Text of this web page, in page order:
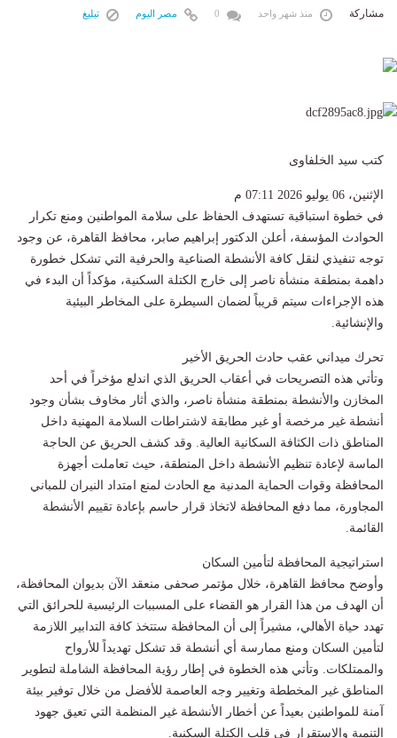
مشاركة منذ شهر واحد مصر اليوم تبليغ
كتب سيد الخلفاوى
الإثنين، 06 يوليو 2026 07:11 م
​في خطوة استباقية تستهدف الحفاظ على سلامة المواطنين ومنع تكرار
الحوادث المؤسفة، أعلن الدكتور إبراهيم صابر، محافظ القاهرة، عن وجود
توجه تنفيذي لنقل كافة الأنشطة الصناعية والحرفية التي تشكل خطورة
داهمة بمنطقة منشأة ناصر إلى خارج الكتلة السكنية، مؤكداً أن البدء في
هذه الإجراءات سيتم قريباً لضمان السيطرة على المخاطر البيئية
والإنشائية.
​تحرك ميداني عقب حادث الحريق الأخير
​وتأتي هذه التصريحات في أعقاب الحريق الذي اندلع مؤخراً في أحد
المخازن والأنشطة بمنطقة منشأة ناصر، والذي أثار مخاوف بشأن وجود
أنشطة غير مرخصة أو غير مطابقة لاشتراطات السلامة المهنية داخل
المناطق ذات الكثافة السكانية العالية. وقد كشف الحريق عن الحاجة
الماسة لإعادة تنظيم الأنشطة داخل المنطقة، حيث تعاملت أجهزة
المحافظة وقوات الحماية المدنية مع الحادث لمنع امتداد النيران للمباني
المجاورة، مما دفع المحافظة لاتخاذ قرار حاسم بإعادة تقييم الأنشطة
القائمة.
​استراتيجية المحافظة لتأمين السكان
​وأوضح محافظ القاهرة، خلال مؤتمر صحفى منعقد الآن بديوان المحافظة،
أن الهدف من هذا القرار هو القضاء على المسببات الرئيسية للحرائق التي
تهدد حياة الأهالي، مشيراً إلى أن المحافظة ستتخذ كافة التدابير اللازمة
لتأمين السكان ومنع ممارسة أي أنشطة قد تشكل تهديداً للأرواح
والممتلكات. وتأتي هذه الخطوة في إطار رؤية المحافظة الشاملة لتطوير
المناطق غير المخططة وتغيير وجه العاصمة للأفضل من خلال توفير بيئة
آمنة للمواطنين بعيداً عن أخطار الأنشطة غير المنظمة التي تعيق جهود
التنمية والاستقرار في قلب الكتلة السكنية.